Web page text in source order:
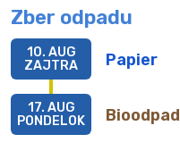
Zber odpadu
Papier
10. AUG
ZAJTRA
Bioodpad
17. AUG
PONDELOK